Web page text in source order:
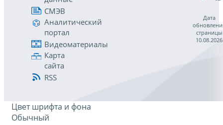
СМЭВ
Аналитический
портал
Видеоматериалы
Карта
сайта
RSS
Дата
страницы
10.08.2026
Цвет шрифта и фона
Обычный